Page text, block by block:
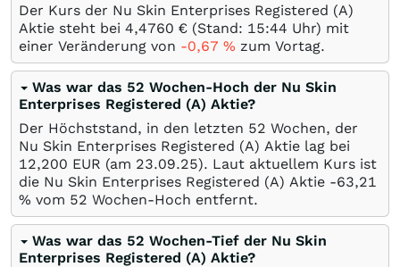
Der Kurs der Nu Skin Enterprises Registered (A)
Aktie steht bei 4,4760 € (Stand: 15:44 Uhr) mit
einer Veränderung von -0,67 % zum Vortag.
Was war das 52 Wochen-Hoch der Nu Skin
Enterprises Registered (A) Aktie?
Der Höchststand, in den letzten 52 Wochen, der
Nu Skin Enterprises Registered (A) Aktie lag bei
12,200 EUR (am 23.09.25). Laut aktuellem Kurs ist
die Nu Skin Enterprises Registered (A) Aktie -63,21
% vom 52 Wochen-Hoch entfernt.
Was war das 52 Wochen-Tief der Nu Skin
Enterprises Registered (A) Aktie?